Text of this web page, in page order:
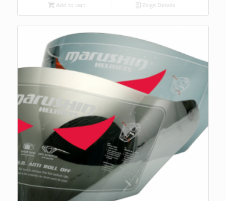
Add to cart Zeige Details